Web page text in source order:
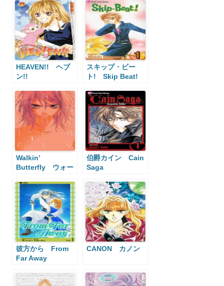
HEAVEN!! ヘブ
ン!!
スキップ・ビー
ト! Skip Beat!
Walkin’
Butterfly ウォー
伯爵カイン Cain
Saga
彼方から From
Far Away
CANON カノン